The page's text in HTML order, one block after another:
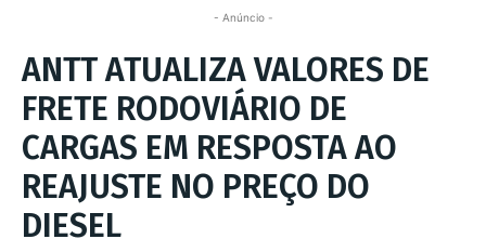
- Anúncio -
ANTT ATUALIZA VALORES DE
FRETE RODOVIÁRIO DE
CARGAS EM RESPOSTA AO
REAJUSTE NO PREÇO DO
DIESEL